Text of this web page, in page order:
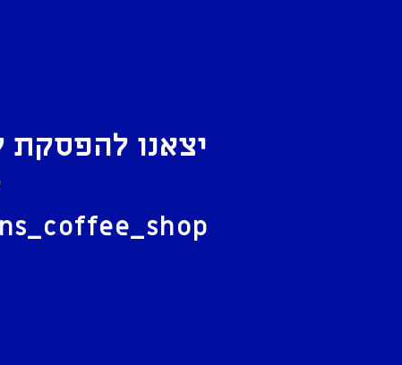
יצאנו להפסקת